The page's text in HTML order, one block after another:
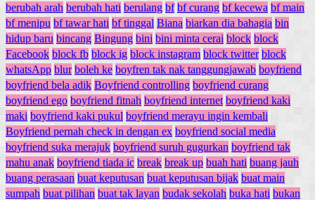
berubah arah berubah hati berulang bf bf curang bf kecewa bf main
bf menipu bf tawar hati bf tinggal Biana biarkan dia bahagia bin
hidup baru bincang Bingung bini bini minta cerai block block
Facebook block fb block ig block instagram block twitter block
whatsApp blur boleh ke boyfren tak nak tanggungjawab boyfriend
boyfriend bela adik Boyfriend controlling boyfriend curang
boyfriend ego boyfriend fitnah boyfriend internet boyfriend kaki
maki boyfriend kaki pukul boyfriend merayu ingin kembali
Boyfriend pernah check in dengan ex boyfriend social media
boyfriend suka merajuk boyfriend suruh gugurkan boyfriend tak
mahu anak boyfriend tiada ic break break up buah hati buang jauh
buang perasaan buat keputusan buat keputusan bijak buat main
sumpah buat pilihan buat tak layan budak sekolah buka hati bukan